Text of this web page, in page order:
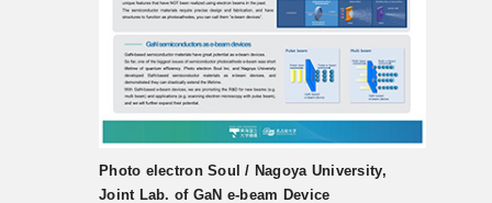
Photo electron Soul / Nagoya University,
Joint Lab. of GaN e-beam Device